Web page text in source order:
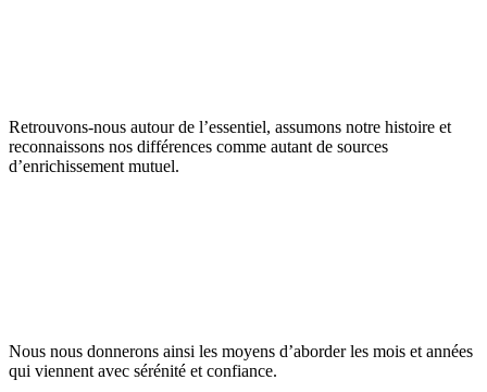
Retrouvons-nous autour de l’essentiel, assumons notre histoire et
reconnaissons nos différences comme autant de sources
d’enrichissement mutuel.
Nous nous donnerons ainsi les moyens d’aborder les mois et années
qui viennent avec sérénité et confiance.